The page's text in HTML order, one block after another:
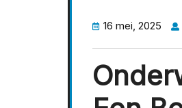
16 mei, 2025